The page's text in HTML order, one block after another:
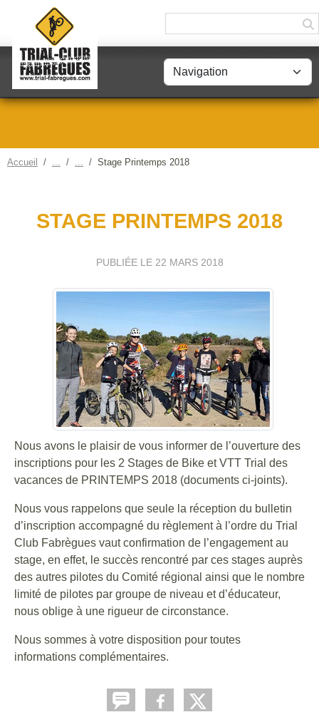
Accueil Stage Printemps 2018
STAGE PRINTEMPS 2018
PUBLIÉE LE 22 MARS 2018
Nous avons le plaisir de vous informer de l’ouverture des
inscriptions pour les 2 Stages de Bike et VTT Trial des
vacances de PRINTEMPS 2018 (documents ci-joints).
Nous vous rappelons que seule la réception du bulletin
d’inscription accompagné du règlement à l’ordre du Trial
Club Fabrègues vaut confirmation de l’engagement au
stage, en effet, le succès rencontré par ces stages auprès
des autres pilotes du Comité régional ainsi que le nombre
limité de pilotes par groupe de niveau et d’éducateur,
nous oblige à une rigueur de circonstance.
Nous sommes à votre disposition pour toutes
informations complémentaires.
Panneau de gestion des cookies